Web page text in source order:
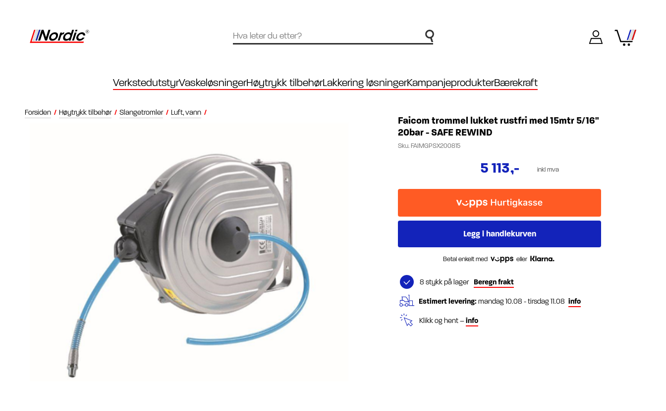
VerkstedutstyrVaskeløsningerHøytrykk tilbehørLakkering løsningerKampanjeprodukterBærekraft
Forsiden / Høytrykk tilbehør / Slangetromler / Luft, vann /
Faicom trommel lukket rustfri med 15mtr 5/16"
20bar - SAFE REWIND
Sku. FAIMGPSX200815
5 113,- inkl mva
Betal enkelt med eller
8 stykk på lager Beregn frakt
Estimert levering:mandag 10.08 - tirsdag 11.08 info
Klikk og hent –info